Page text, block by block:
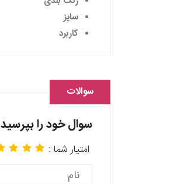
سایز
کاربرد
سوالات
سوال خود را بپرسید
امتیار شما :